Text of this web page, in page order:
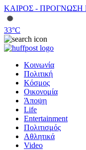
ΚΑΙΡΟΣ - ΠΡΟΓΝΩΣΗ
33°C
Κοινωνία
Πολιτική
Κόσμος
Οικονομία
Άποψη
Life
Entertainment
Πολιτισμός
Αθλητικά
Video